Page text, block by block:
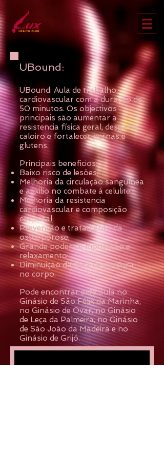
UBound:
UBound: Aula de trabalho
cardiovascular com a duração de
50 minutos. Os objectivos
principais são aumentar a
resistencia física geral, desgaste
caloiro e fortalecer pernas e
glutens.
Principais beneficios:
Baixo risco de lesões;
Melhoria da circulação sanguínea
e auxilio no combate á celulite;
Melhoria da resistencia
cardiovascular e composição
corporal;
Prevenção e tratamento da
osteoporose;
Grande poder de motivação e
relaxamento;
Diminuição da taxa de gordura
no corpo.
Pode encontrar esta aula no
Ginásio de São Félix da Marinha,
no Ginásio de Ovar,no Ginásio
de Leça da Palmeira, no Ginásio
de São João da Madeira e no
Ginásio de Grijó.